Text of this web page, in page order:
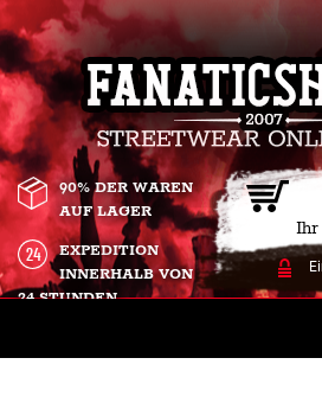
Ihr
90% DER WAREN
AUF LAGER
EXPEDITION
INNERHALB VON
24 STUNDEN.